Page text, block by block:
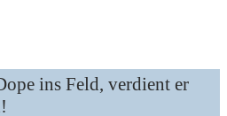
ins Feld, verdient er